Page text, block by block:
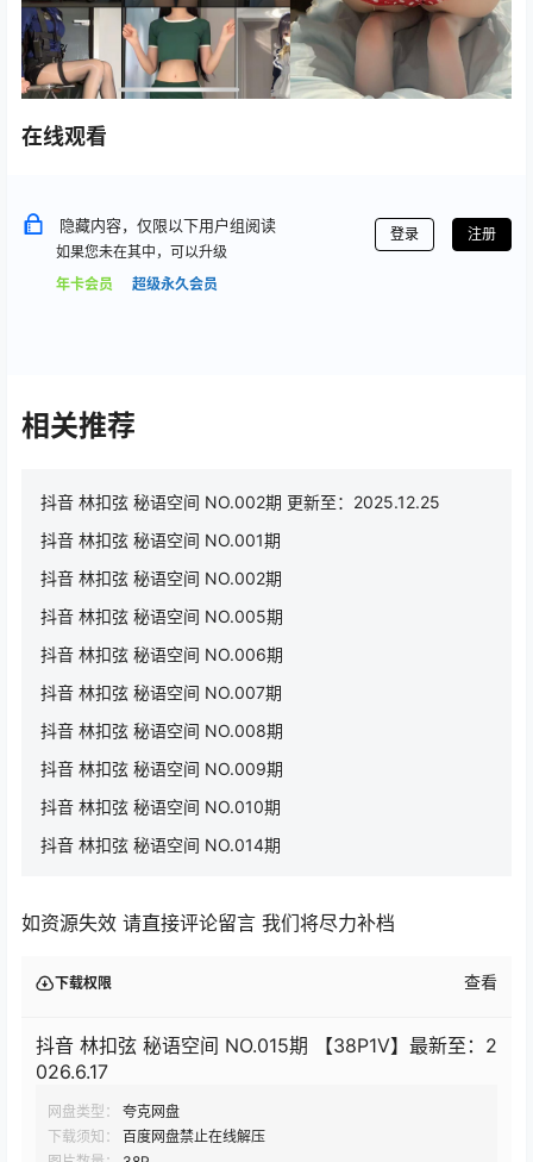
在线观看
隐藏内容，仅限以下用户组阅读
如果您未在其中，可以升级
年卡会员
超级永久会员
登录 注册
相关推荐
抖音 林扣弦 秘语空间 NO.002期 更新至：2025.12.25
抖音 林扣弦 秘语空间 NO.001期
抖音 林扣弦 秘语空间 NO.002期
抖音 林扣弦 秘语空间 NO.005期
抖音 林扣弦 秘语空间 NO.006期
抖音 林扣弦 秘语空间 NO.007期
抖音 林扣弦 秘语空间 NO.008期
抖音 林扣弦 秘语空间 NO.009期
抖音 林扣弦 秘语空间 NO.010期
抖音 林扣弦 秘语空间 NO.014期
如资源失效 请直接评论留言 我们将尽力补档
下载权限 查看
抖音 林扣弦 秘语空间 NO.015期 【38P1V】最新至：2
026.6.17
网盘类型：
夸克网盘
下载须知：
百度网盘禁止在线解压